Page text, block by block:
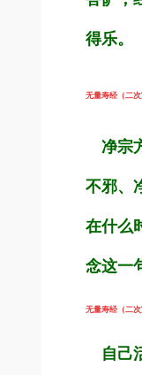
得乐。
无量寿经（二
净宗
不邪、
在什么
念这一
无量寿经（二
自己